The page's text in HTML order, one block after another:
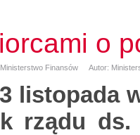
o
Ministerstwo Finansów Autor:
listopada
rządu